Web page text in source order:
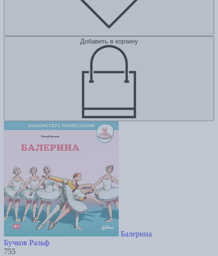
Добавить в корзину
Балерина
Бучков Ральф
755